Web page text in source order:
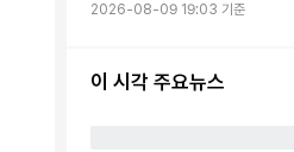
2026-08-09 19:03 기준
이 시각 주요뉴스